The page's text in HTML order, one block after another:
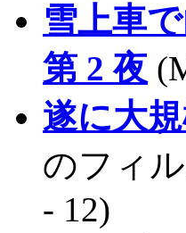
雪上車
第 2 夜
遂に大
のフィ
- 12)